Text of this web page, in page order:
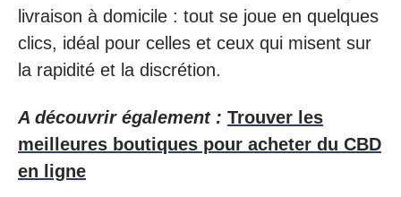
livraison à domicile : tout se joue en quelques
clics, idéal pour celles et ceux qui misent sur
la rapidité et la discrétion.
A découvrir également : Trouver les
meilleures boutiques pour acheter du CBD
en ligne